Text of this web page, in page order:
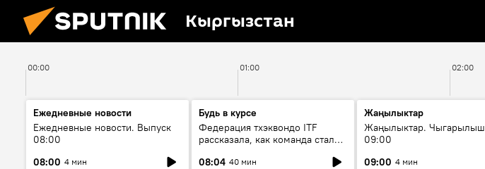
Кыргызстан
00:00 01:00 02:00
Ежедневные новости
Ежедневные новости. Выпуск
08:00
08:00 4 мин
Будь в курсе
Федерация тхэквондо ITF
рассказала, как команда стала
08:04 40 мин
Жаңылыктар
Жаңылыктар. Чыгарылыш
09:00
09:00 4 мин